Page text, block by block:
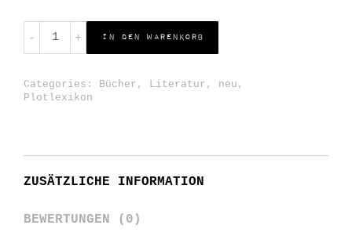
Orhan
Kipcak
AUS
-
In den Warenkorb
Categories: Bücher , Literatur , neu ,
Plotlexikon
ZUSÄTZLICHE INFORMATION
BEWERTUNGEN (0)